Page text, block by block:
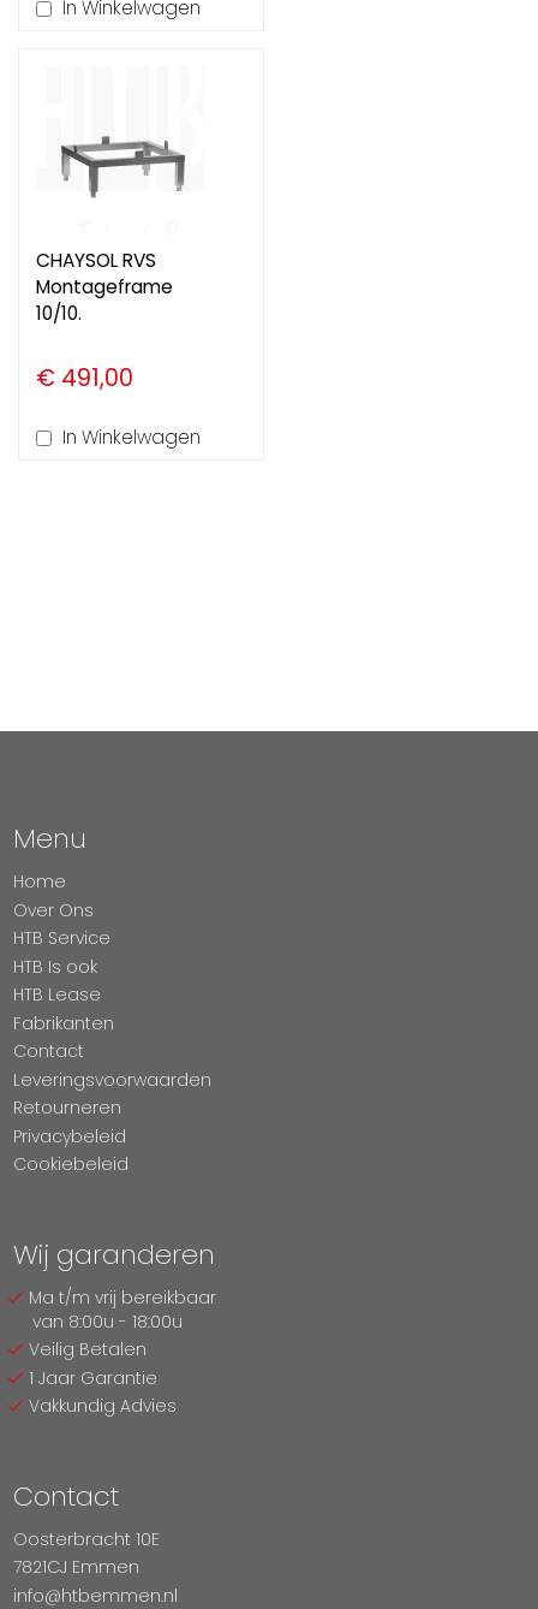
In Winkelwagen
CHAYSOL RVS
Montageframe
10/10.
€ 491,00
In Winkelwagen
Menu
Home
Over Ons
HTB Service
HTB Is ook
HTB Lease
Fabrikanten
Contact
Leveringsvoorwaarden
Retourneren
Privacybeleid
Cookiebeleid
Wij garanderen
Ma t/m vrij bereikbaar
van 8:00u - 18:00u
Veilig Betalen
1 Jaar Garantie
Vakkundig Advies
Contact
Oosterbracht 10E
7821CJ Emmen
info@htbemmen.nl